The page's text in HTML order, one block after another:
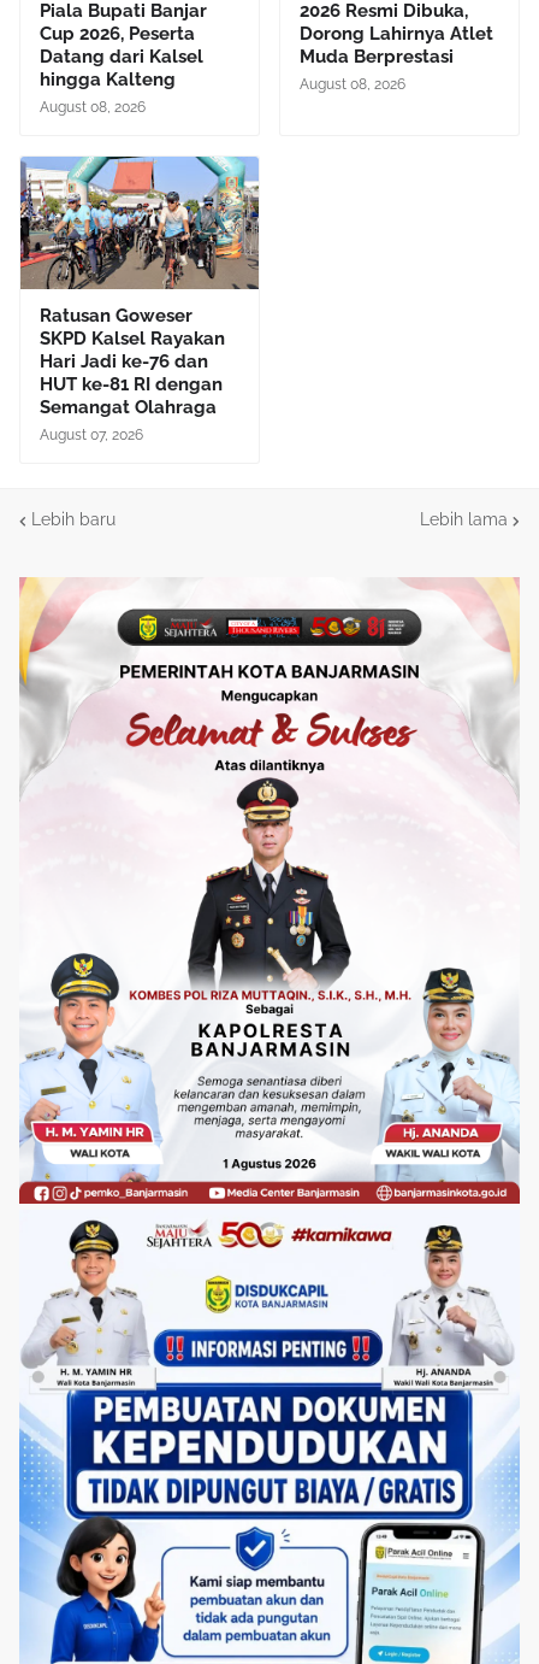
Piala Bupati Banjar
Cup 2026, Peserta
Datang dari Kalsel
hingga Kalteng
August 08, 2026
2026 Resmi Dibuka,
Dorong Lahirnya Atlet
Muda Berprestasi
August 08, 2026
Ratusan Goweser
SKPD Kalsel Rayakan
Hari Jadi ke-76 dan
HUT ke-81 RI dengan
Semangat Olahraga
August 07, 2026
Lebih baru Lebih lama